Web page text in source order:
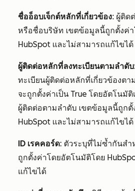
ชื่ออ็อบเจ็กต์หลักที่เกี่ยวข้อง: ผู้ติด
หรือชื่อบริษัท เขตข้อมูลนี้ถูกตั้งค่
HubSpot และไม่สามารถแก้ไขได้
ผู้ติดต่อหลักที่ลงทะเบียนตามลำดับ
ทะเบียนผู้ติดต่อหลักที่เกี่ยวข้องต
จะถูกตั้งค่าเป็น True โดยอัตโนมัติ
ผู้ติดต่อตามลำดับ เขตข้อมูลนี้ถูก
HubSpot และไม่สามารถแก้ไขได้
ID เรคคอร์ด: ตัวระบุที่ไม่ซ้ำกันส
ถูกตั้งค่าโดยอัตโนมัติโดย
แก้ไขได้